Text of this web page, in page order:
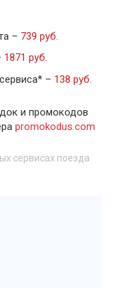
– 739 руб.
1871 руб.
– 138 руб.
и промокодов
promokodus.com
сервисах поезда